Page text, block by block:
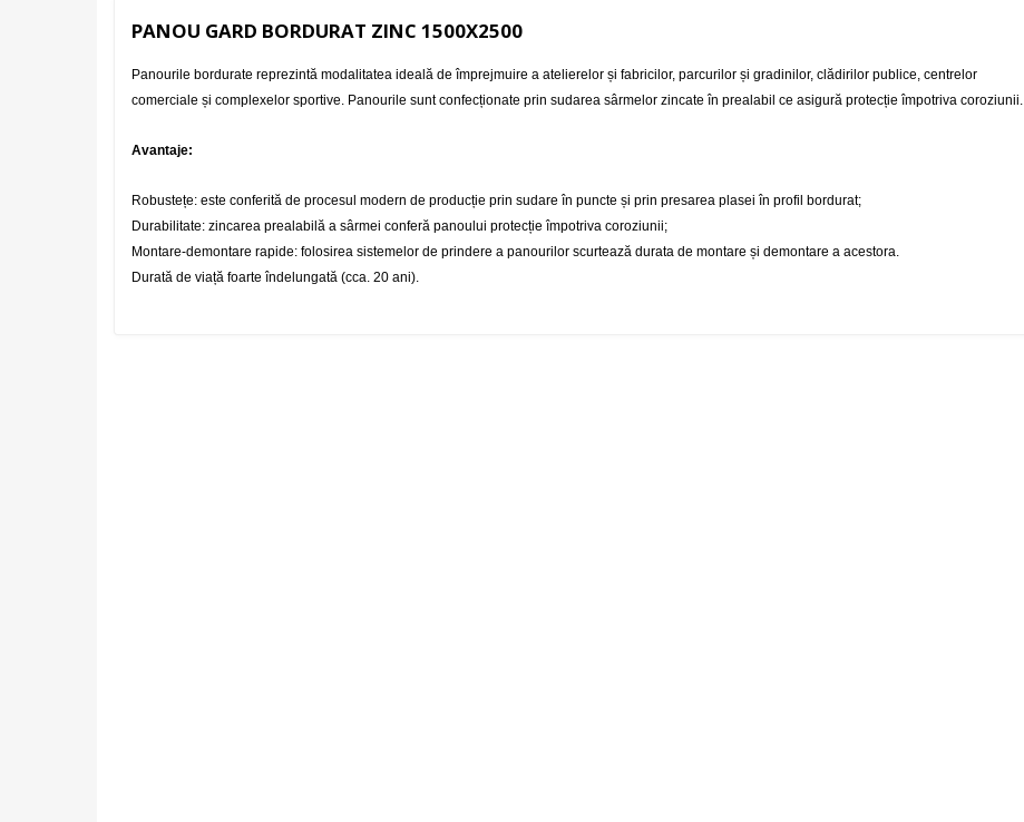
PANOU GARD BORDURAT ZINC 1500X2500
Panourile bordurate reprezintă modalitatea ideală de împrejmuire a atelierelor și fabricilor, parcurilor și gradinilor, clădirilor publice, centrelor
comerciale și complexelor sportive. Panourile sunt confecționate prin sudarea sârmelor zincate în prealabil ce asigură protecție împotriva coroziunii.
Avantaje:
Robustețe: este conferită de procesul modern de producție prin sudare în puncte și prin presarea plasei în profil bordurat;
Durabilitate: zincarea prealabilă a sârmei conferă panoului protecție împotriva coroziunii;
Montare-demontare rapide: folosirea sistemelor de prindere a panourilor scurtează durata de montare și demontare a acestora.
Durată de viață foarte îndelungată (cca. 20 ani).